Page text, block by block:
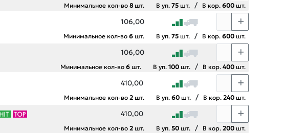
Минимальное кол-во 8 шт. В уп. 75 шт. / В кор. 600 шт.
106,00
Минимальное кол-во 6 шт. В уп. 75 шт. / В кор. 600 шт.
106,00
Минимальное кол-во 6 шт. В уп. 100 шт. / В кор. 400 шт.
410,00
Минимальное кол-во 2 шт. В уп. 60 шт. / В кор. 240 шт.
410,00
Минимальное кол-во 2 шт. В уп. 50 шт. / В кор. 200 шт.